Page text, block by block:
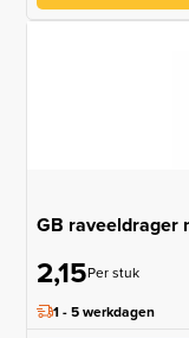
GB raveeldrager
2,15Per stuk
1 - 5 werkdagen